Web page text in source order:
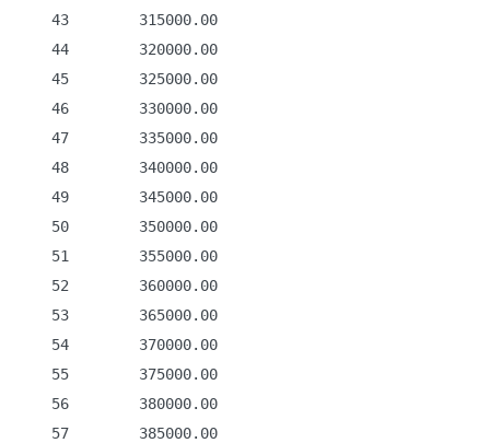
    43        315000.00
    44        320000.00
    45        325000.00
    46        330000.00
    47        335000.00
    48        340000.00
    49        345000.00
    50        350000.00
    51        355000.00
    52        360000.00
    53        365000.00
    54        370000.00
    55        375000.00
    56        380000.00
    57        385000.00